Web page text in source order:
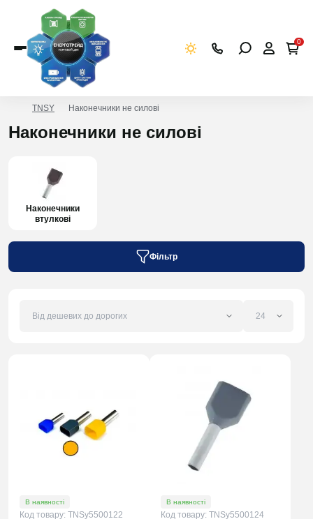
0
TNSY Наконечники не силові
Наконечники не силові
Наконечники
втулкові
Фільтр
В наявності
Код товару: TNSy5500122
В наявності
Код товару: TNSy5500124